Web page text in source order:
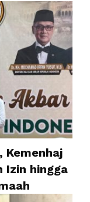
Kemenhaj
Izin hingga